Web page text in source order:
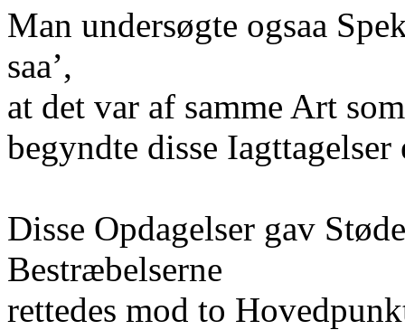
Man undersøgte ogsaa
saa’,
at det var af samme Art
begyndte disse
Disse Opdagelser gav
Bestræbelserne
rettedes mod to